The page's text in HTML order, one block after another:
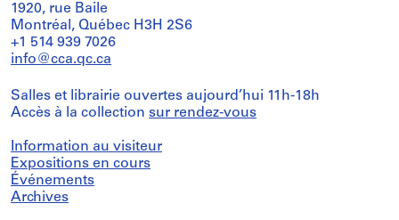
1920, rue Baile
Montréal, Québec H3H 2S6
+1 514 939 7026
info@cca.qc.ca
Salles et librairie ouvertes aujourd’hui 11h-18h
Accès à la collection sur rendez-vous
Information au visiteur
Expositions en cours
Événements
Archives